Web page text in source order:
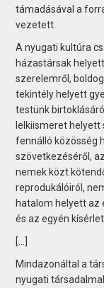
támadásával a
vezetett.
A nyugati kultúra
házastársak
szerelemről,
tekintély helyett
testünk
lelkiismeret
fennálló közösség
szövetkezéséről,
nemek közt
reprodukálóiról,
hatalom helyett az
és az egyén
[...]
Mindazonáltal a
nyugati